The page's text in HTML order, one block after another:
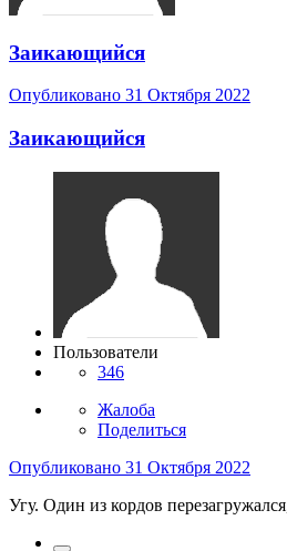
Заикающийся
Опубликовано 31 Октября 2022
Заикающийся
Пользователи
346
Жалоба
Поделиться
Опубликовано 31 Октября 2022
Угу. Один из кордов